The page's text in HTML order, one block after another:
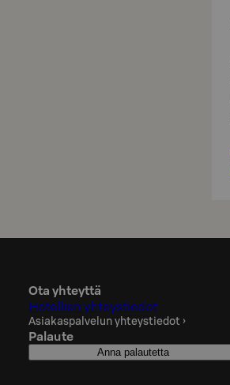
Ota yhteyttä
Hotellien yhteystiedot
Asiakaspalvelun yhteystiedot ›
Palaute
Anna palautetta